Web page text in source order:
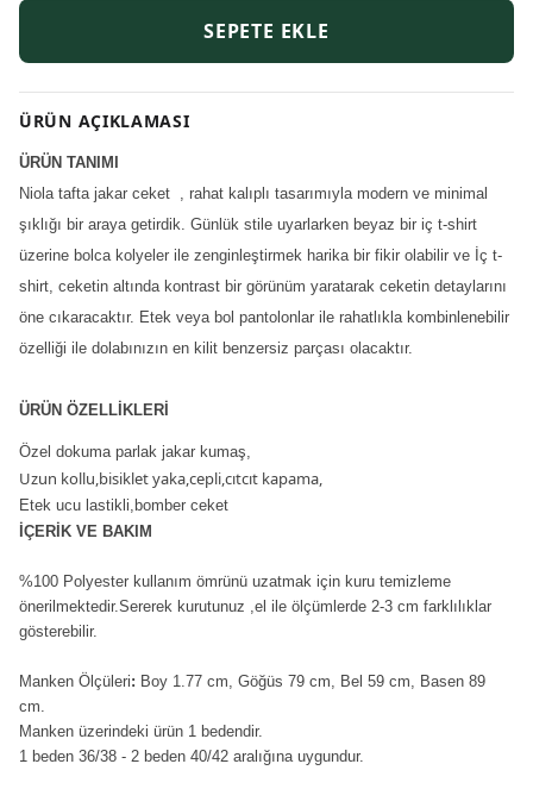
SEPETE EKLE
ÜRÜN AÇIKLAMASI
ÜRÜN TANIMI
Niola tafta jakar ceket , rahat kalıplı tasarımıyla modern ve minimal
şıklığı bir araya getirdik. Günlük stile uyarlarken beyaz bir iç t-shirt
üzerine bolca kolyeler ile zenginleştirmek harika bir fikir olabilir ve İç t-
shirt, ceketin altında kontrast bir görünüm yaratarak ceketin detaylarını
öne cıkaracaktır. Etek veya bol pantolonlar ile rahatlıkla kombinlenebilir
özelliği ile dolabınızın en kilit benzersiz parçası olacaktır.
ÜRÜN ÖZELLİKLERİ
Özel dokuma parlak jakar kumaş,
Uzun kollu,bisiklet yaka,cepli,cıtcıt kapama,
Etek ucu lastikli,bomber ceket
İÇERİK VE BAKIM
%100 Polyester kullanım ömrünü uzatmak için kuru temizleme
önerilmektedir.Sererek kurutunuz ,el ile ölçümlerde 2-3 cm farklılıklar
gösterebilir.
Manken Ölçüleri: Boy 1.77 cm, Göğüs 79 cm, Bel 59 cm, Basen 89
cm.
Manken üzerindeki ürün 1 bedendir.
1 beden 36/38 - 2 beden 40/42 aralığına uygundur.